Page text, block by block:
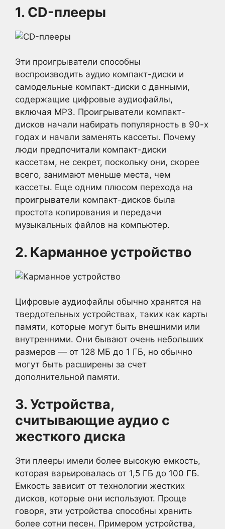
1. CD-плееры
Эти проигрыватели способны
воспроизводить аудио компакт-диски и
самодельные компакт-диски с данными,
содержащие цифровые аудиофайлы,
включая MP3. Проигрыватели компакт-
дисков начали набирать популярность в 90-х
годах и начали заменять кассеты. Почему
люди предпочитали компакт-диски
кассетам, не секрет, поскольку они, скорее
всего, занимают меньше места, чем
кассеты. Еще одним плюсом перехода на
проигрыватели компакт-дисков была
простота копирования и передачи
музыкальных файлов на компьютер.
2. Карманное устройство
Цифровые аудиофайлы обычно хранятся на
твердотельных устройствах, таких как карты
памяти, которые могут быть внешними или
внутренними. Они бывают очень небольших
размеров — от 128 МБ до 1 ГБ, но обычно
могут быть расширены за счет
дополнительной памяти.
3. Устройства,
считывающие аудио с
жесткого диска
Эти плееры имели более высокую емкость,
которая варьировалась от 1,5 ГБ до 100 ГБ.
Емкость зависит от технологии жестких
дисков, которые они используют. Проще
говоря, эти устройства способны хранить
более сотни песен. Примером устройства,